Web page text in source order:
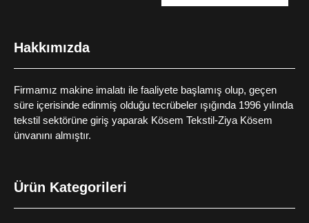
Hakkımızda
Firmamız makine imalatı ile faaliyete başlamış olup, geçen
süre içerisinde edinmiş olduğu tecrübeler ışığında 1996 yılında
tekstil sektörüne giriş yaparak Kösem Tekstil-Ziya Kösem
ünvanını almıştır.
Ürün Kategorileri